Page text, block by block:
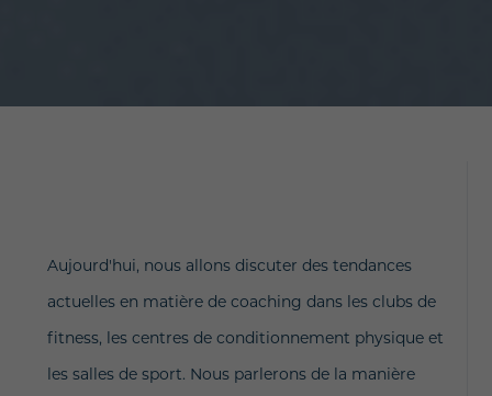
Aujourd'hui, nous allons discuter des tendances
actuelles en matière de coaching dans les clubs de
fitness, les centres de conditionnement physique et
les salles de sport. Nous parlerons de la manière